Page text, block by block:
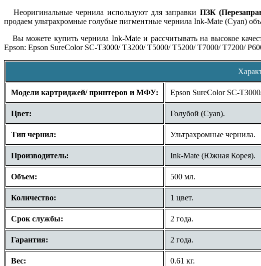
Неоригинальные чернила используют для заправки ПЗК
продаем ультрахромные голубые пигментные чернила Ink-Mate (Cyan)
Вы можете купить чернила Ink-Mate и рассчитывать на высокое
Epson: Epson SureColor SC-T3000/ T3200/ T5000/ T5200/ T7000/ T7200/
Модели картриджей/ принтеров и МФУ: Epson SureColor SC-
Цвет: Голубой (Cyan).
Тип чернил: Ультрахромные чернила.
Производитель: Ink-Mate (Южная Корея).
Объем: 500 мл.
Количество: 1 цвет.
Срок службы: 2 года.
Гарантия: 2 года.
Вес: 0.61 кг.